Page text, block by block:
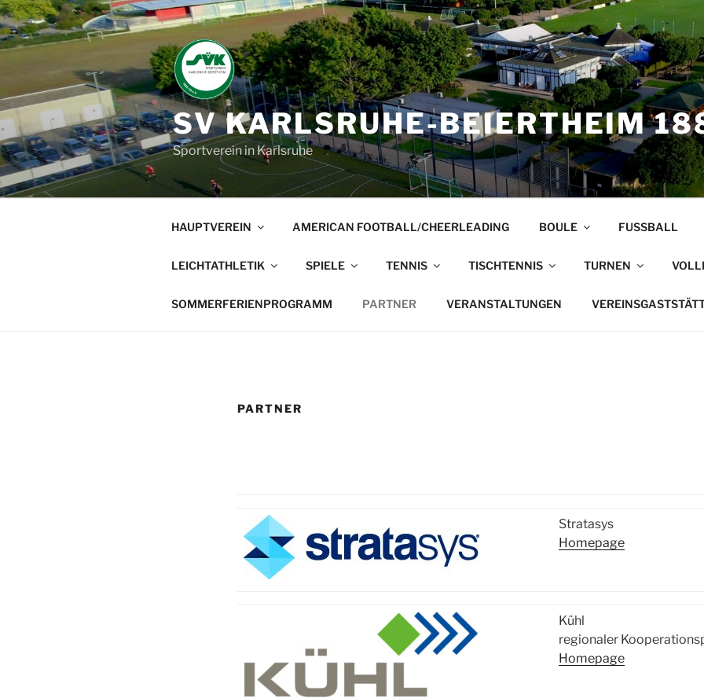
Zum
Inhalt
springen
SV KARLSRUHE-BEIERTHEIM
Sportverein in Karlsruhe
HAUPTVEREIN AMERICAN FOOTBALL/CHEERLEADING BOULE FUSSBALL
LEICHTATHLETIK SPIELE TENNIS TISCHTENNIS TURNEN
SOMMERFERIENPROGRAMM PARTNER VERANSTALTUNGEN
PARTNER
Stratasys
Homepage
Kühl
regionaler
Homepage